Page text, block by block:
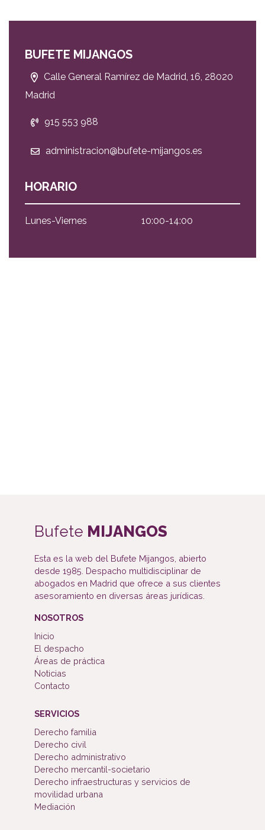
BUFETE MIJANGOS
Calle General Ramírez de Madrid, 16, 28020
Madrid
915 553 988
administracion@bufete-mijangos.es
HORARIO
Lunes-Viernes 10:00-14:00
Bufete MIJANGOS
Esta es la web del Bufete Mijangos, abierto
desde 1985. Despacho multidisciplinar de
abogados en Madrid que ofrece a sus clientes
asesoramiento en diversas áreas jurídicas.
NOSOTROS
Inicio
El despacho
Áreas de práctica
Noticias
Contacto
SERVICIOS
Derecho familia
Derecho civil
Derecho administrativo
Derecho mercantil-societario
Derecho infraestructuras y servicios de
movilidad urbana
Mediación